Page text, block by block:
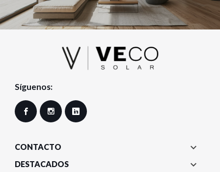
Síguenos:
Facebook Instagram
CONTACTO 
DESTACADOS 